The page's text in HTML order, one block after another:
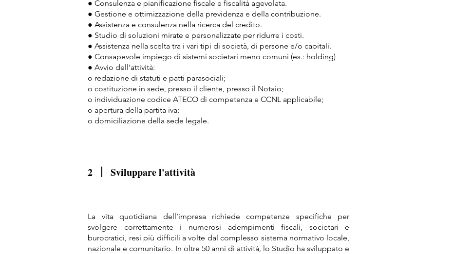
● Consulenza e pianificazione fiscale e fiscalità agevolata.
● Gestione e ottimizzazione della previdenza e della contribuzione.
● Assistenza e consulenza nella ricerca del credito.
● Studio di soluzioni mirate e personalizzate per ridurre i costi.
● Assistenza nella scelta tra i vari tipi di società, di persone e/o capitali.
● Consapevole impiego di sistemi societari meno comuni (es.: holding)
● Avvio dell’attività:
o redazione di statuti e patti parasociali;
o costituzione in sede, presso il cliente, presso il Notaio;
o individuazione codice ATECO di competenza e CCNL applicabile;
o apertura della partita iva;
o domiciliazione della sede legale.
2 Sviluppare l'attività
La vita quotidiana dell’impresa richiede competenze specifiche per
svolgere correttamente i numerosi adempimenti fiscali, societari e
burocratici, resi più difficili a volte dal complesso sistema normativo locale,
nazionale e comunitario. In oltre 50 anni di attività, lo Studio ha sviluppato e